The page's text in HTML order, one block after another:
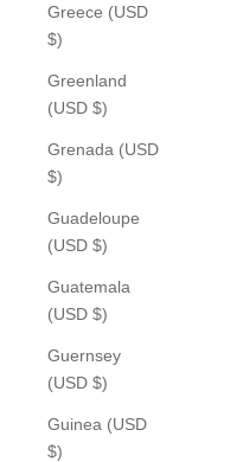
Greece (USD
$)
Greenland
(USD $)
Grenada (USD
$)
Guadeloupe
(USD $)
Guatemala
(USD $)
Guernsey
(USD $)
Guinea (USD
$)